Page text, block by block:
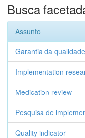
Busca
Assunto
Garantia da qualidade
Implementation
Medication review
Pesquisa de
Quality indicator